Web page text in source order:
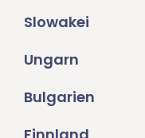
Slowakei
Ungarn
Bulgarien